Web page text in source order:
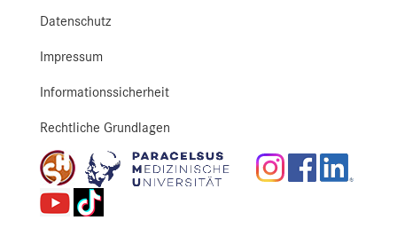
Datenschutz
Impressum
Informationssicherheit
Rechtliche Grundlagen